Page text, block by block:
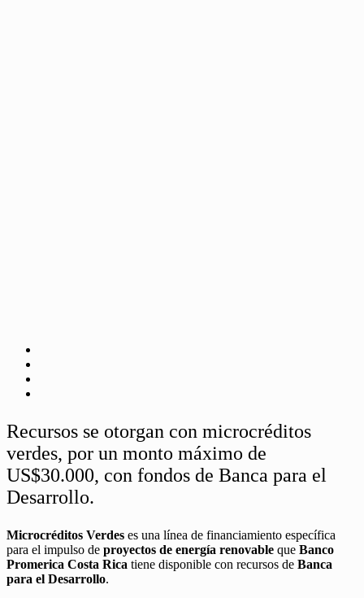
Recursos se otorgan con microcréditos
verdes, por un monto máximo de
US$30.000, con fondos de Banca para el
Desarrollo.
Microcréditos Verdes es una línea de financiamiento específica
para el impulso de proyectos de energía renovable que Banco
Promerica Costa Rica tiene disponible con recursos de Banca
para el Desarrollo.